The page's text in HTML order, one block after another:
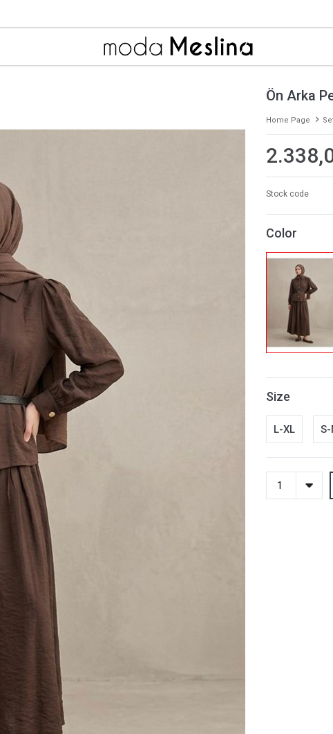
Ön Arka
Home Page
Stock code
Color
Size
L-XL S-